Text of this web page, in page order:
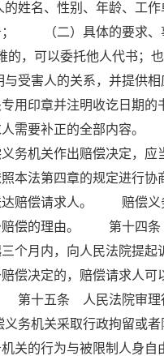
名、性别、年龄、工作
； （二）具体的要求、
可以委托他人代书；也
与受害人的关系，并提
用印章并注明收讫日期的
求人需要补正的全部内
务机关作出赔偿决定，应
照本法第四章的规定进
达赔偿请求人。 赔偿义
予赔偿的理由。 第十四
三个月内，向人民法院
偿决定的，赔偿请求人可
第十五条 人民法院审理
务机关采取行政拘留或者
关的行为与被限制人身自